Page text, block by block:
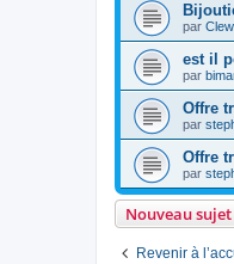
par
est il
par
Offre
par
Offre
par
Nouveau sujet
Revenir à